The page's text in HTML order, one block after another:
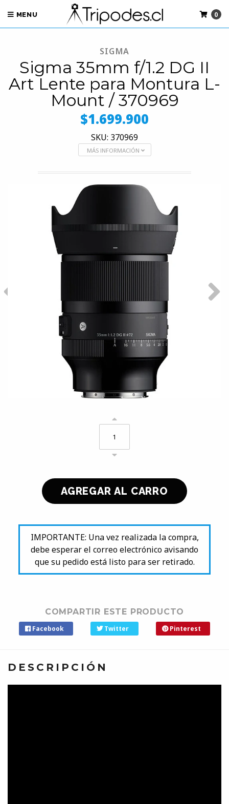
MENU 0
SIGMA
Sigma 35mm f/1.2 DG II
Art Lente para Montura L-
Mount / 370969
$1.699.900
SKU: 370969
MÁS INFORMACIÓN
IMPORTANTE: Una vez realizada la compra,
debe esperar el correo electrónico avisando
que su pedido está listo para ser retirado.
COMPARTIR ESTE PRODUCTO
Facebook Twitter Pinterest
DESCRIPCIÓN